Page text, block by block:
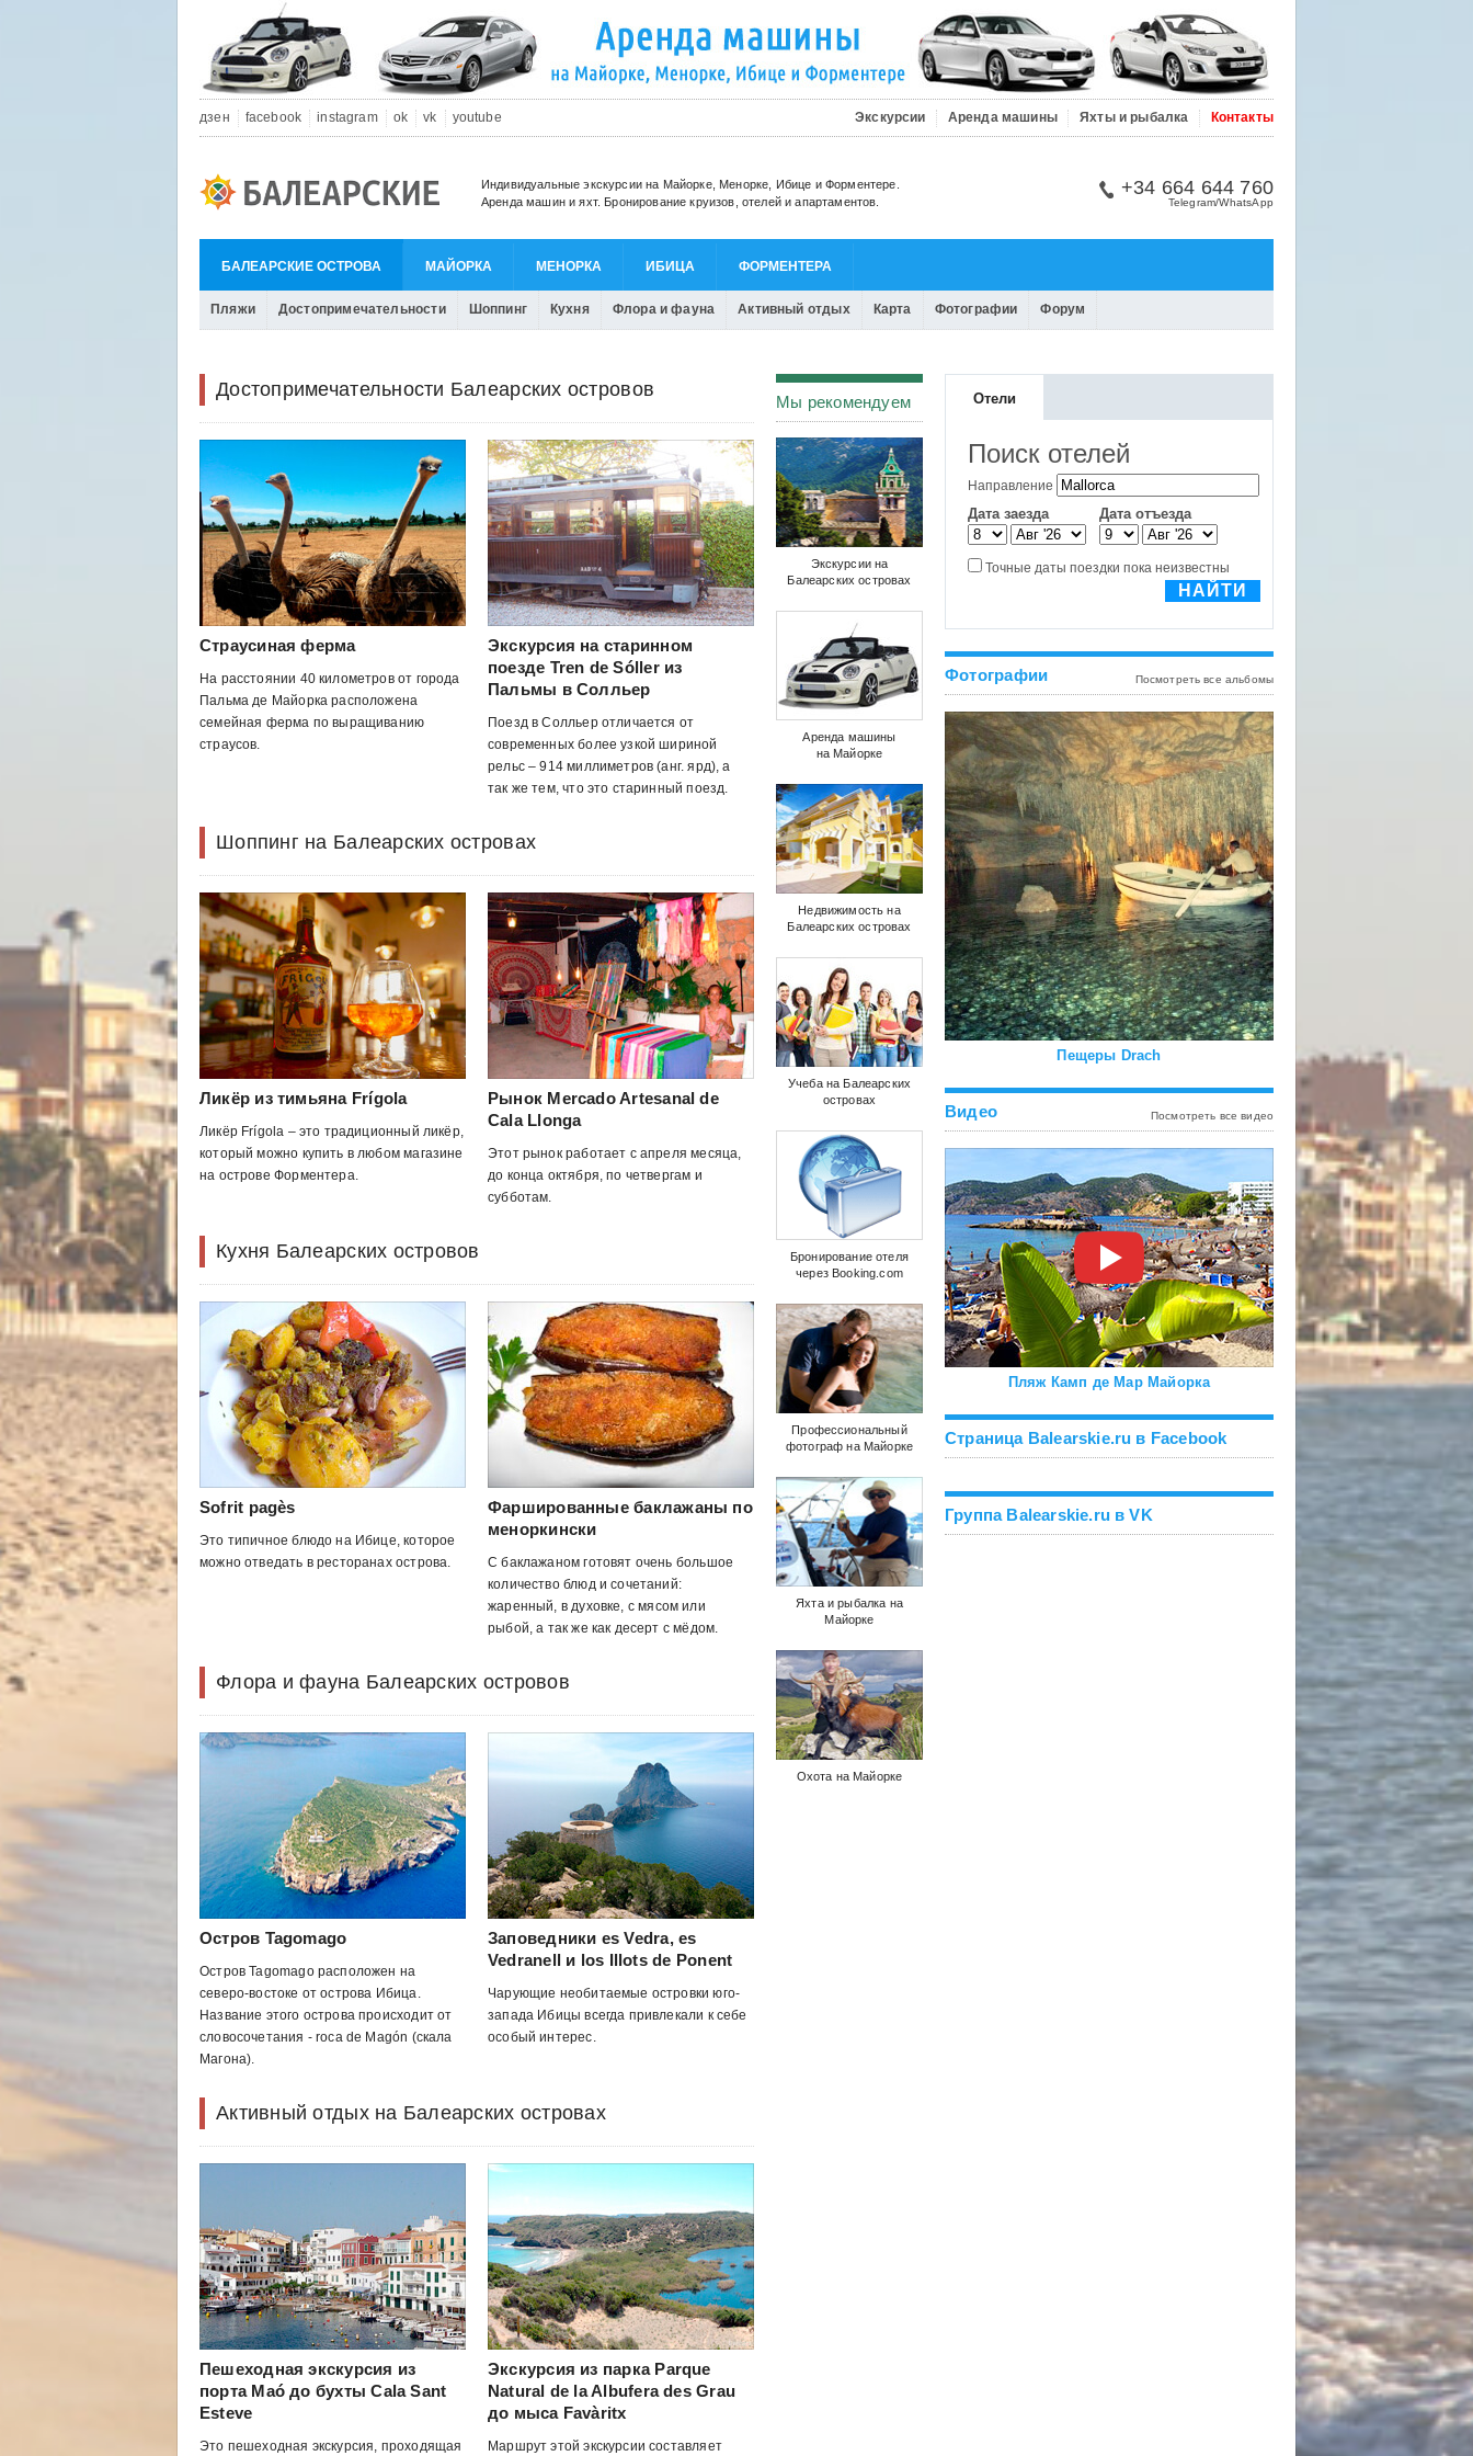
дзен facebook instagram ok vk youtube Экскурсии Аренда машины Яхты и рыбалка Контакты
Индивидуальные экскурсии на Майорке, Менорке, Ибице и Форментере.
Аренда машин и яхт. Бронирование круизов, отелей и апартаментов.
+34 664 644 760
Telegram/WhatsApp
БАЛЕАРСКИЕ ОСТРОВА МАЙОРКА МЕНОРКА ИБИЦА ФОРМЕНТЕРА
Пляжи Достопримечательности Шоппинг Кухня Флора и фауна Активный отдых Карта Фотографии Форум
Достопримечательности Балеарских островов
Страусиная ферма
На расстоянии 40 километров от города
Пальма де Майорка расположена
семейная ферма по выращиванию
страусов.
Экскурсия на старинном
поезде Tren de Sóller из
Пальмы в Солльер
Поезд в Солльер отличается от
современных более узкой шириной
рельс – 914 миллиметров (анг. ярд), а
так же тем, что это старинный поезд.
Шоппинг на Балеарских островах
Ликёр из тимьяна Frígola
Ликёр Frígola – это традиционный ликёр,
который можно купить в любом магазине
на острове Форментера.
Рынок Mercado Artesanal de
Cala Llonga
Этот рынок работает с апреля месяца,
до конца октября, по четвергам и
субботам.
Кухня Балеарских островов
Sofrit pagès
Это типичное блюдо на Ибице, которое
можно отведать в ресторанах острова.
Фаршированные баклажаны по
меноркински
С баклажаном готовят очень большое
количество блюд и сочетаний:
жаренный, в духовке, с мясом или
рыбой, а так же как десерт с мёдом.
Флора и фауна Балеарских островов
Остров Tagomago
Остров Tagomago расположен на
северо-востоке от острова Ибица.
Название этого острова происходит от
словосочетания - roca de Magón (скала
Магона).
Заповедники es Vedrа, es
Vedranell и los Illots de Ponent
Чарующие необитаемые островки юго-
запада Ибицы всегда привлекали к себе
особый интерес.
Активный отдых на Балеарских островах
Пешеходная экскурсия из
порта Maó до бухты Cala Sant
Esteve
Это пешеходная экскурсия, проходящая
Экскурсия из парка Parque
Natural de la Albufera des Grau
до мыса Favàritx
Маршрут этой экскурсии составляет
Мы рекомендуем
Экскурсии на
Балеарских островах
Аренда машины
на Майорке
Недвижимость на
Балеарских островах
Учеба на Балеарских
островах
Бронирование отеля
через Booking.com
Профессиональный
фотограф на Майорке
Яхта и рыбалка на
Майорке
Охота на Майорке
Отели
Фотографии Посмотреть все альбомы
Пещеры Drach
Видео Посмотреть все видео
Пляж Камп де Мар Майорка
Страница Balearskie.ru в Facebook
Группа Balearskie.ru в VK